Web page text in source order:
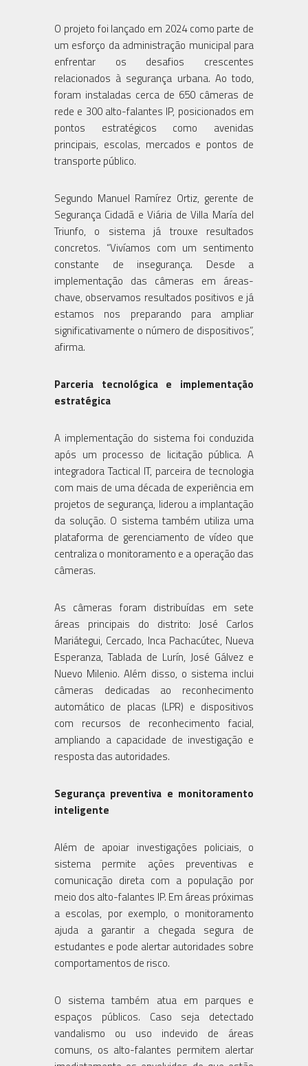
O projeto foi lançado em 2024 como parte de
um esforço da administração municipal para
enfrentar os desafios crescentes
relacionados à segurança urbana. Ao todo,
foram instaladas cerca de 650 câmeras de
rede e 300 alto-falantes IP, posicionados em
pontos estratégicos como avenidas
principais, escolas, mercados e pontos de
transporte público.
Segundo Manuel Ramírez Ortiz, gerente de
Segurança Cidadã e Viária de Villa María del
Triunfo, o sistema já trouxe resultados
concretos. “Vivíamos com um sentimento
constante de insegurança. Desde a
implementação das câmeras em áreas-
chave, observamos resultados positivos e já
estamos nos preparando para ampliar
significativamente o número de dispositivos”,
afirma.
Parceria tecnológica e implementação
estratégica
A implementação do sistema foi conduzida
após um processo de licitação pública. A
integradora Tactical IT, parceira de tecnologia
com mais de uma década de experiência em
projetos de segurança, liderou a implantação
da solução. O sistema também utiliza uma
plataforma de gerenciamento de vídeo que
centraliza o monitoramento e a operação das
câmeras.
As câmeras foram distribuídas em sete
áreas principais do distrito: José Carlos
Mariátegui, Cercado, Inca Pachacútec, Nueva
Esperanza, Tablada de Lurín, José Gálvez e
Nuevo Milenio. Além disso, o sistema inclui
câmeras dedicadas ao reconhecimento
automático de placas (LPR) e dispositivos
com recursos de reconhecimento facial,
ampliando a capacidade de investigação e
resposta das autoridades.
Segurança preventiva e monitoramento
inteligente
Além de apoiar investigações policiais, o
sistema permite ações preventivas e
comunicação direta com a população por
meio dos alto-falantes IP. Em áreas próximas
a escolas, por exemplo, o monitoramento
ajuda a garantir a chegada segura de
estudantes e pode alertar autoridades sobre
comportamentos de risco.
O sistema também atua em parques e
espaços públicos. Caso seja detectado
vandalismo ou uso indevido de áreas
comuns, os alto-falantes permitem alertar